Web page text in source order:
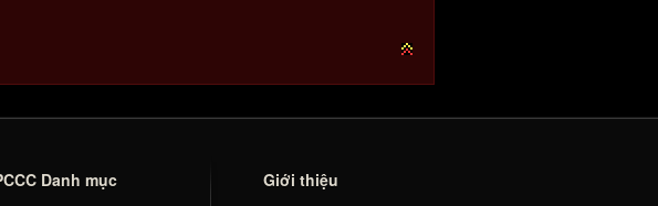
Danh mục Giới thiệu